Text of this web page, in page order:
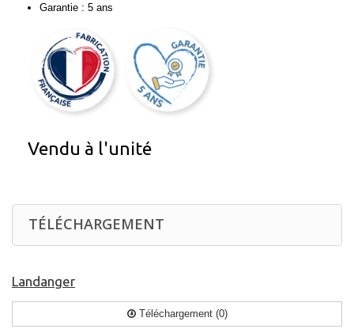
Garantie : 5 ans
Vendu à l'unité
TÉLÉCHARGEMENT
Landanger
Téléchargement (0)